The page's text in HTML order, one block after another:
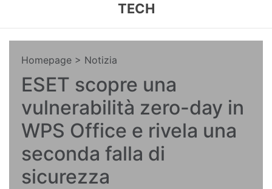
TECH
Homepage > Notizia
ESET scopre una
vulnerabilità zero-day in
WPS Office e rivela una
seconda falla di
sicurezza